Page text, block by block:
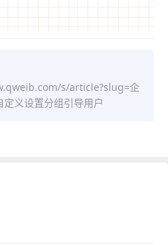
s/article?slug=企
义设置分组引导用户